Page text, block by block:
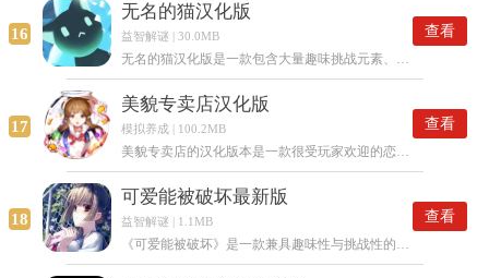
16
无名的猫汉化版
益智解谜 | 30.0MB
无名的猫汉化版是一款包含大量趣味挑战元素、十分考验玩家反应能力的横版冒险闯关游戏。在游戏里，玩家会化身为一只可爱的小猫咪参与竞技挑战，需要不断操控小猫咪灵活跳跃，闯过一关又一关。这个版本经过中文汉化处理，用户操作起来会更便捷。
查看
17
美貌专卖店汉化版
模拟养成 | 100.2MB
美貌专卖店的汉化版本是一款很受玩家欢迎的恋爱游戏。它凭借精美的画面和丰富的剧情吸引了众多玩家，使玩家在游戏里感受到恋爱的甜蜜与乐趣。
查看
18
可爱能被破坏最新版
益智解谜 | 1.1MB
《可爱能被破坏》是一款兼具趣味性与挑战性的休闲益智游戏。在游戏里，玩家要操控可爱的角色，通过破坏各类障碍和物品，来完成不同的任务与挑战。
查看